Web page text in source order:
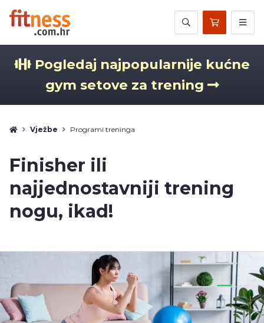
Pogledaj najpopularnije kućne
gym setove za trening
Vježbe Programi treninga
Finisher ili
najjednostavniji trening
nogu, ikad!